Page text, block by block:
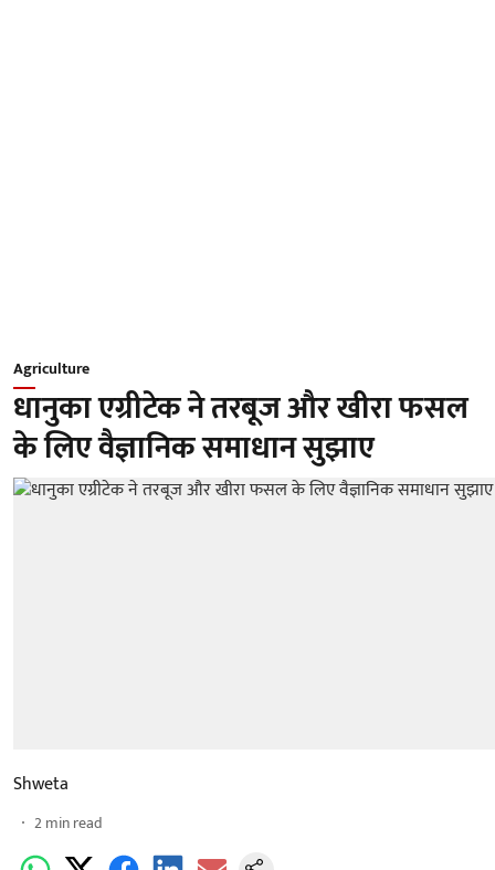
Agriculture
धानुका एग्रीटेक ने तरबूज और खीरा फसल
के लिए वैज्ञानिक समाधान सुझाए
Shweta
2min read